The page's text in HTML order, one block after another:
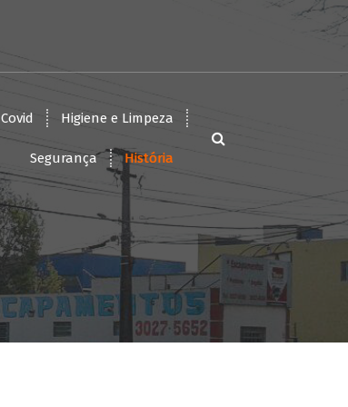
Covid Higiene e Limpeza
Segurança História